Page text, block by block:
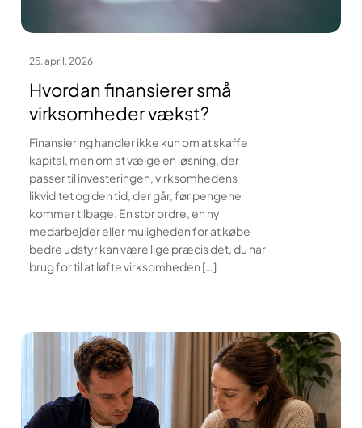
25. april, 2026
Hvordan finansierer små
virksomheder vækst?
Finansiering handler ikke kun om at skaffe
kapital, men om at vælge en løsning, der
passer til investeringen, virksomhedens
likviditet og den tid, der går, før pengene
kommer tilbage. En stor ordre, en ny
medarbejder eller muligheden for at købe
bedre udstyr kan være lige præcis det, du har
brug for til at løfte virksomheden […]